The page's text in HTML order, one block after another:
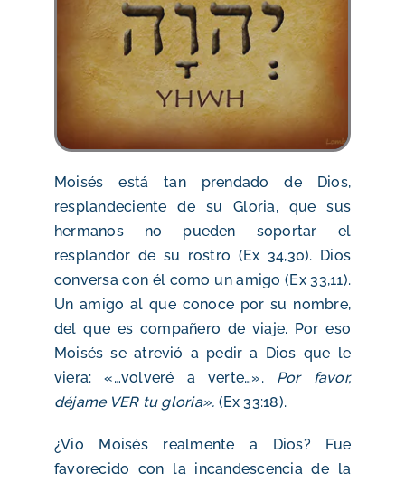
Moisés está tan prendado de Dios,
resplandeciente de su Gloria, que sus
hermanos no pueden soportar el
resplandor de su rostro (Ex 34,30). Dios
conversa con él como un amigo (Ex 33,11).
Un amigo al que conoce por su nombre,
del que es compañero de viaje. Por eso
Moisés se atrevió a pedir a Dios que le
viera: «…volveré a verte…». Por favor,
déjame VER tu gloria». (Ex 33:18).
¿Vio Moisés realmente a Dios? Fue
favorecido con la incandescencia de la